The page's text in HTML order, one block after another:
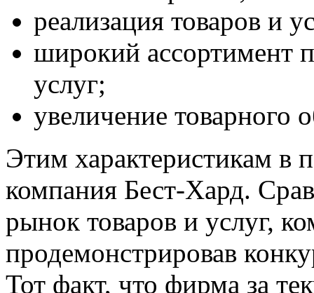
реализация товаров и
широкий ассортимент
услуг;
увеличение товарного
Этим характеристикам в
компания Бест-Хард.
рынок товаров и услуг,
продемонстрировав
Тот факт, что фирма за